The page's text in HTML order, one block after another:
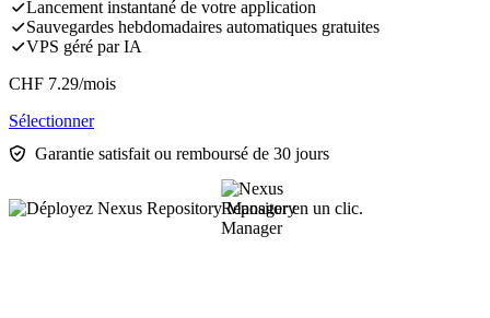
Lancement instantané de votre application
Sauvegardes hebdomadaires automatiques gratuites
VPS géré par IA
CHF 7.29/mois
Sélectionner
Garantie satisfait ou remboursé de 30 jours